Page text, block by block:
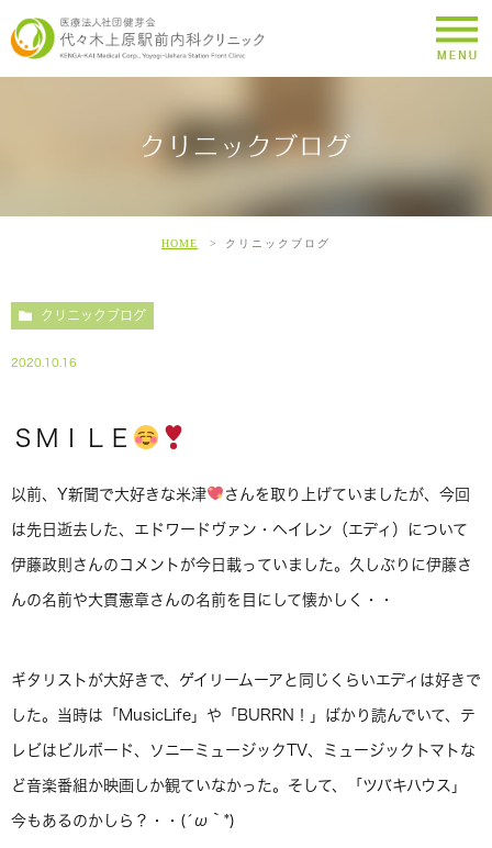
クリニックブログ
HOME クリニックブログ
クリニックブログ
2020.10.16
ＳＭＩＬＥ
以前、Y新聞で大好きな米津 さんを取り上げていましたが、今回
は先日逝去した、エドワードヴァン・ヘイレン（エディ）について
伊藤政則さんのコメントが今日載っていました。久しぶりに伊藤さ
んの名前や大貫憲章さんの名前を目にして懐かしく・・
ギタリストが大好きで、ゲイリームーアと同じくらいエディは好きで
した。当時は「MusicLife」や「BURRN！」ばかり読んでいて、テ
レビはビルボード、ソニーミュージックTV、ミュージックトマトな
ど音楽番組か映画しか観ていなかった。そして、「ツバキハウス」
今もあるのかしら？・・(´ω｀*)